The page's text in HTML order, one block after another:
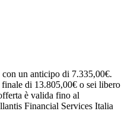
con un anticipo di 7.335,00€.
di 13.805,00€ o sei libero
è valida fino al
Financial Services Italia